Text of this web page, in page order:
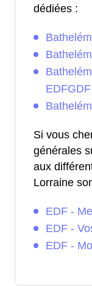
dédiées :
EDFGDF
Si vous
générales
aux
Lorraine
EDF -
EDF -
EDF -